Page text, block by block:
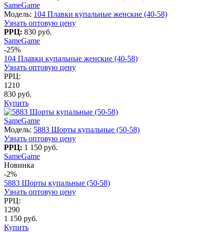
SameGame
Модель: 104 Плавки купальные женские (40-58)
Узнать оптовую цену
РРЦ: 830 руб.
SameGame
-25%
104 Плавки купальные женские (40-58)
Узнать оптовую цену
РРЦ:
1210
830 руб.
Купить
SameGame
Модель: 5883 Шорты купальные (50-58)
Узнать оптовую цену
РРЦ: 1 150 руб.
SameGame
Новинка
-2%
5883 Шорты купальные (50-58)
Узнать оптовую цену
РРЦ:
1290
1 150 руб.
Купить